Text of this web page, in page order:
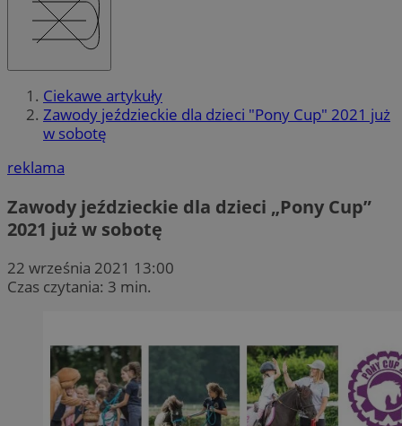
Ciekawe artykuły
Zawody jeździeckie dla dzieci "Pony Cup" 2021 już
w sobotę
reklama
Zawody jeździeckie dla dzieci „Pony Cup”
2021 już w sobotę
22 września 2021 13:00
Czas czytania: 3 min.